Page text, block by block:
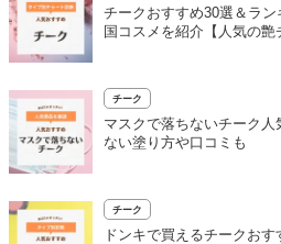
チークおすすめ30選＆ラ
国コスメを紹介【人気の艶
チーク
マスクで落ちないチーク
ない塗り方や口コミも
チーク
ドンキで買えるチークお